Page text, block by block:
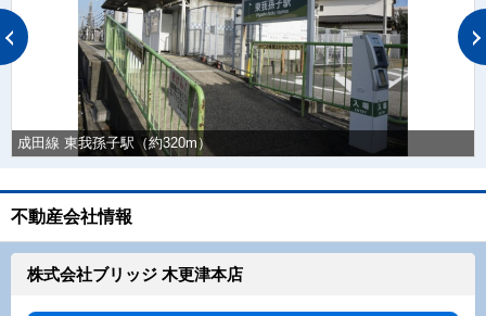
成田線 東我孫子駅（約320m）
不動産会社情報
株式会社ブリッジ 木更津本店